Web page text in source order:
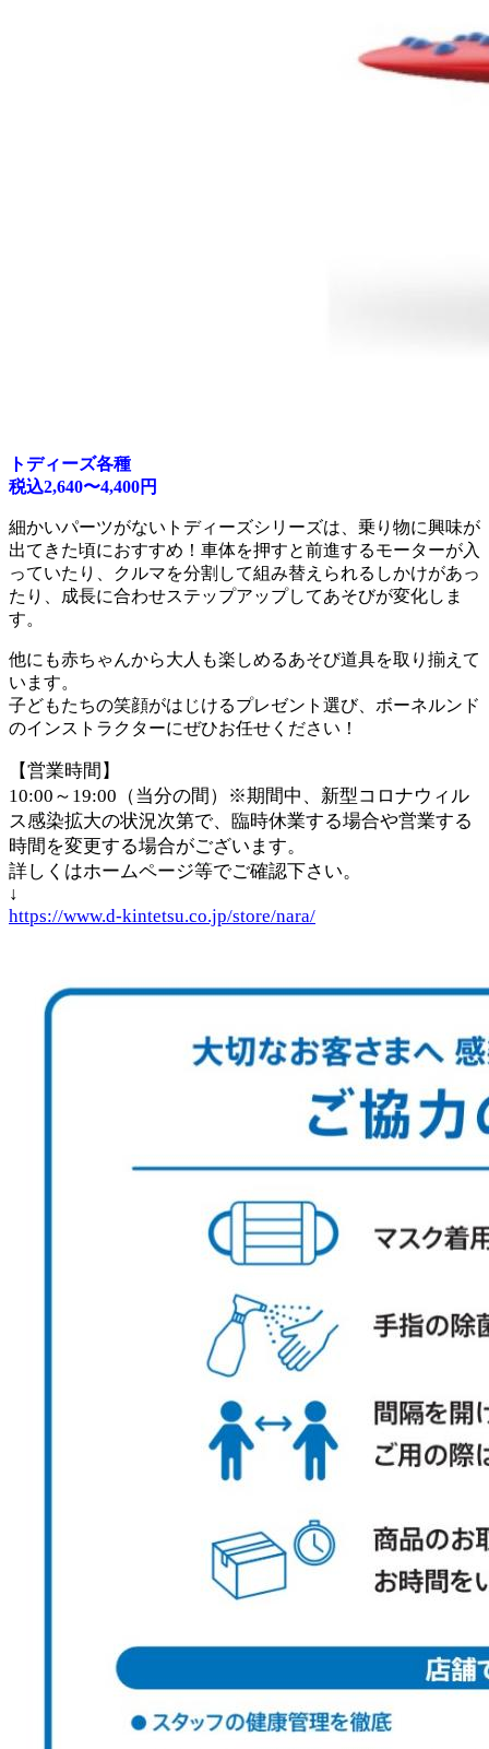
トディーズ各種
税込2,640〜4,400円
細かいパーツがないトディーズシリーズは、乗り物に興味が
出てきた頃におすすめ！車体を押すと前進するモーターが入
っていたり、クルマを分割して組み替えられるしかけがあっ
たり、成長に合わせステップアップしてあそびが変化しま
す。
他にも赤ちゃんから大人も楽しめるあそび道具を取り揃えて
います。
子どもたちの笑顔がはじけるプレゼント選び、ボーネルンド
のインストラクターにぜひお任せください！
【営業時間】
10:00～19:00（当分の間）※期間中、新型コロナウィル
ス感染拡大の状況次第で、臨時休業する場合や営業する
時間を変更する場合がございます。
詳しくはホームページ等でご確認下さい。
↓
https://www.d-kintetsu.co.jp/store/nara/